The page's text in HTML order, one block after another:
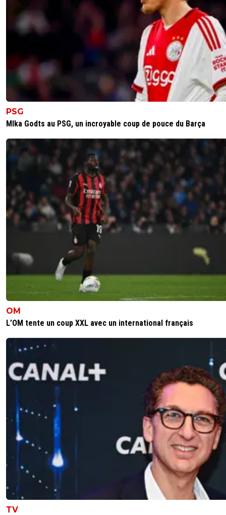
PSG
MIka Godts au PSG, un incroyable coup de pouce du Barça
OM
L’OM tente un coup XXL avec un international français
TV